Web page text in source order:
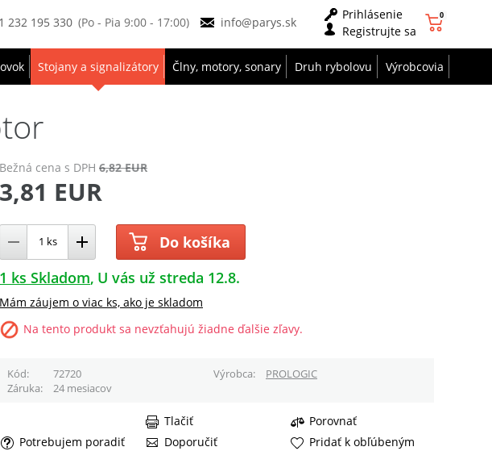
232 195 330 (Po - Pia 9:00 - 17:00) info@parys.sk
Prihlásenie
Registrujte sa
0
Stojany a signalizátory Člny, motory, sonary Druh rybolovu Výrobcovia
Bežná cena s DPH 6,82 EUR
3,81 EUR
Do košíka
1 ks Skladom U vás už streda 12.8.
Mám záujem o viac ks, ako je skladom
Na tento produkt sa nevzťahujú žiadne ďalšie zľavy.
Kód 72720 Výrobca
PROLOGIC
Záruka
24 mesiacov
Porovnať
Potrebujem poradiť
Doporučiť
Tlačiť
Pridať k obľúbeným